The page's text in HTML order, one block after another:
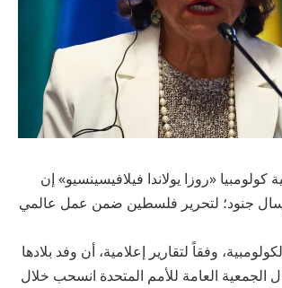
«روزا يولاندا فيلافيسينسيو» إن
جنود؛ لتحرير فلسطين ضمن عمل عالمي
وفقاً لتقارير إعلامية، أن وفد بلادها
الجمعية العامة للأمم المتحدة انسحب خلال